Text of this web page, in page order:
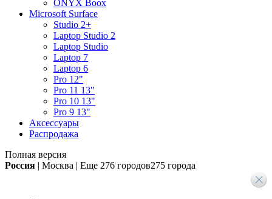
ONYX Boox
Microsoft Surface
Studio 2+
Laptop Studio 2
Laptop Studio
Laptop 7
Laptop 6
Pro 12"
Pro 11 13"
Pro 10 13"
Pro 9 13"
Аксессуары
Распродажа
Полная версия
Россия | Москва | Еще 276 городов275 города